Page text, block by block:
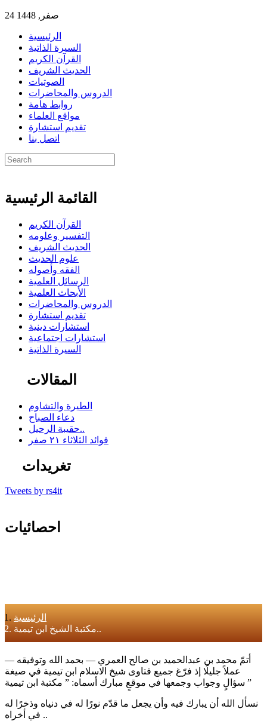
24 صفر, 1448
الرئيسية
السيرة الذاتية
القرآن الكريم
الحديث الشريف
الصوتيات
الدروس والمحاضرات
روابط هامة
مواقع العلماء
تقديم استشارة
اتصل بنا
القائمة الرئيسية
القرآن الكريم
التفسير وعلومه
الحديث الشريف
علوم الحديث
الفقه وأصوله
الرسائل العلمية
الأبحاث العلمية
الدروس والمحاضرات
تقديم استشارة
استشارات دينية
استشارات اجتماعية
السيرة الذاتية
المقالات
الطيرة والتشاوم
دعاء الصباح
حقيبة الرحيل..
فوائد الثلاثاء ٢١ صفر
تغريدات
Tweets by rs4it
احصائيات
الرئيسية
مكتبة الشيخ ابن تيمية..
أتمّ محمد بن عبدالحميد بن صالح العمري — بحمد الله وتوفيقه —
عملاً جليلًا إذ فرّغ جميع فتاوى شيخ الاسلام ابن تيمية في صيغة
سؤالٍ وجواب وجمعها في موقعٍ مبارك أسماه: ” مكتبة ابن تيمية ”
نسأل الله أن يبارك فيه وأن يجعل ما قدّم نورًا له في دنياه وذخرًا له
في أخراه ..